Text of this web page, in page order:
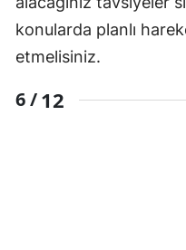
konularda planlı
etmelisiniz.
6 /12